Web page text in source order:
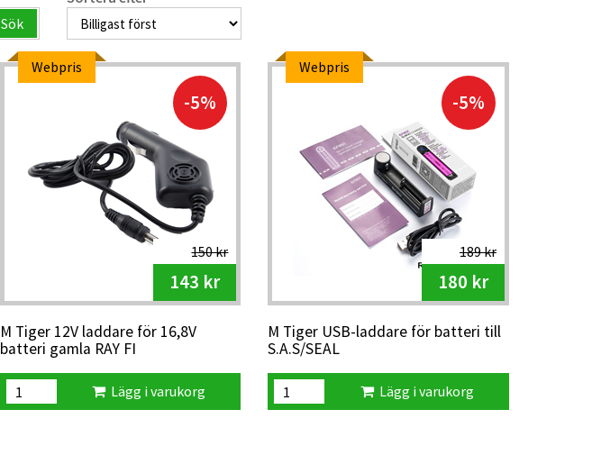
Sök
Webpris
-5%
150 kr
143 kr
M Tiger 12V laddare för 16,8V
batteri gamla RAY FI
Lägg i varukorg
Webpris
-5%
189 kr
180 kr
M Tiger USB-laddare för batteri till
S.A.S/SEAL
Lägg i varukorg